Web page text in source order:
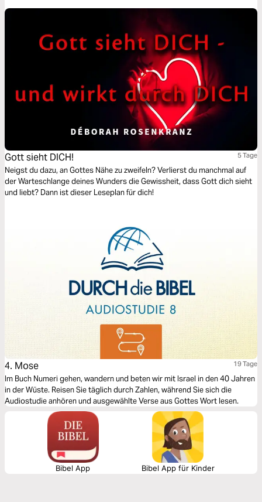
Diese kurzen Andachten wurden ursprünglich im Enduring Word Bible
Gott sieht DICH! 5 Tage
Neigst du dazu, an Gottes Nähe zu zweifeln? Verlierst du manchmal auf
der Warteschlange deines Wunders die Gewissheit, dass Gott dich sieht
und liebt? Dann ist dieser Leseplan für dich!
4. Mose 19 Tage
Im Buch Numeri gehen, wandern und beten wir mit Israel in den 40 Jahren
in der Wüste. Reisen Sie täglich durch Zahlen, während Sie sich die
Audiostudie anhören und ausgewählte Verse aus Gottes Wort lesen.
Bibel App Bibel App für Kinder